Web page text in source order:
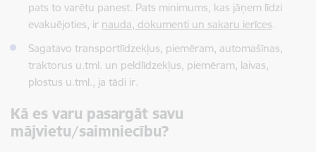
pats to varētu panest. Pats minimums, kas jāņem līdzi
evakuējoties, ir nauda, dokumenti un sakaru ierīces.
Sagatavo transportlīdzekļus, piemēram, automašīnas,
traktorus u.tml. un peldlīdzekļus, piemēram, laivas,
plostus u.tml., ja tādi ir.
Kā es varu pasargāt savu
mājvietu/saimniecību?